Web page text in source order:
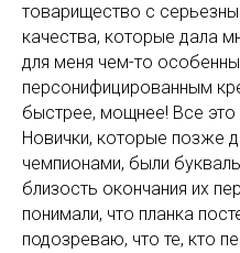
товарищество с
качества, которые дала
для меня чем-то
персонифицированным
быстрее, мощнее! Все
Новички, которые позже
чемпионами, были
близость окончания их
понимали, что планка
подозреваю, что те, кто